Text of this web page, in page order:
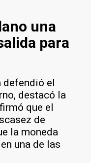
una
para
defendió el
destacó la
que el
de
la moneda
una de las